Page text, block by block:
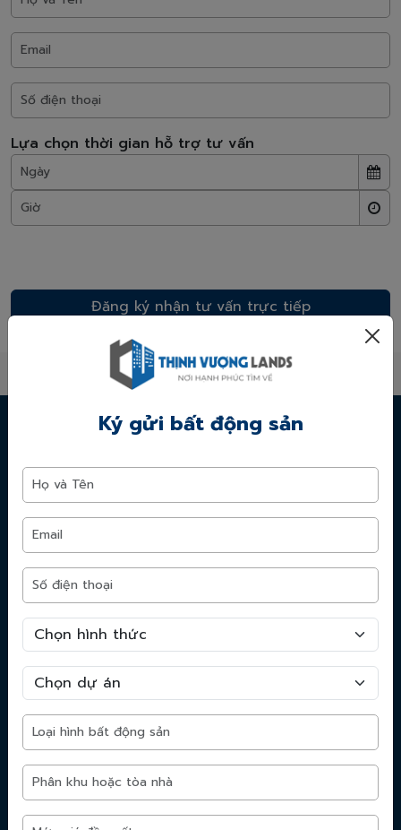
Lựa chọn thời gian hỗ trợ tư vấn
Thịnh Vượng Lands - Kết nối bất động sản
Tự hào là một trong những nhân viên tư vấn Bất động
sản xuất xắc nhất năm 2018 với hơn 100 dự án tư vấn
mua - bán thành công, tôi tự tin giúp bạn với mọi nhu
cầu về bất động sản ở và cho thuê,...
Dự án nổi bật
Imperia Sky Park
Vinhomes Olympic Hà Nội
Dự án khu nhà ở Vinhomes
Ký gửi bất động sản